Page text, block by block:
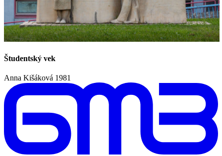
Študentský vek
Anna Kišáková 1981